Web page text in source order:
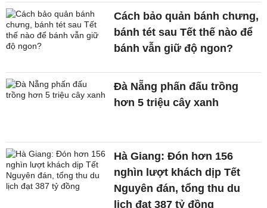
Cách bảo quản bánh chưng,
bánh tét sau Tết thế nào để
bánh vẫn giữ độ ngon?
Đà Nẵng phấn đấu trồng
hơn 5 triệu cây xanh
Hà Giang: Đón hơn 156
nghìn lượt khách dịp Tết
Nguyên đán, tổng thu du
lịch đạt 387 tỷ đồng